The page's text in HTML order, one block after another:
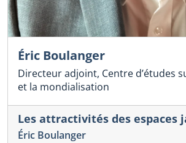
Éric Boulanger
Directeur adjoint, Centre d’études
et la mondialisation
Les attractivités des espaces
Éric Boulanger